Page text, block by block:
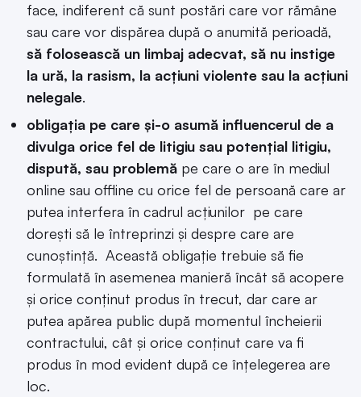
face, indiferent că sunt postări care vor rămâne
sau care vor dispărea după o anumită perioadă,
să folosească un limbaj adecvat, să nu instige
la ură, la rasism, la acțiuni violente sau la acțiuni
nelegale.
obligația pe care și-o asumă influencerul de a
divulga orice fel de litigiu sau potențial litigiu,
dispută, sau problemă pe care o are în mediul
online sau offline cu orice fel de persoană care ar
putea interfera în cadrul acțiunilor pe care
dorești să le întreprinzi și despre care are
cunoștință. Această obligație trebuie să fie
formulată în asemenea manieră încât să acopere
și orice conținut produs în trecut, dar care ar
putea apărea public după momentul încheierii
contractului, cât și orice conținut care va fi
produs în mod evident după ce înțelegerea are
loc.